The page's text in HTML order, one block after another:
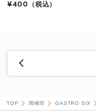
¥400
（税込）
TOP 岡崎市 GASTRO SIX